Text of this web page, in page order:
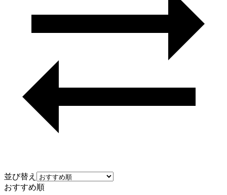
並び替え
おすすめ順